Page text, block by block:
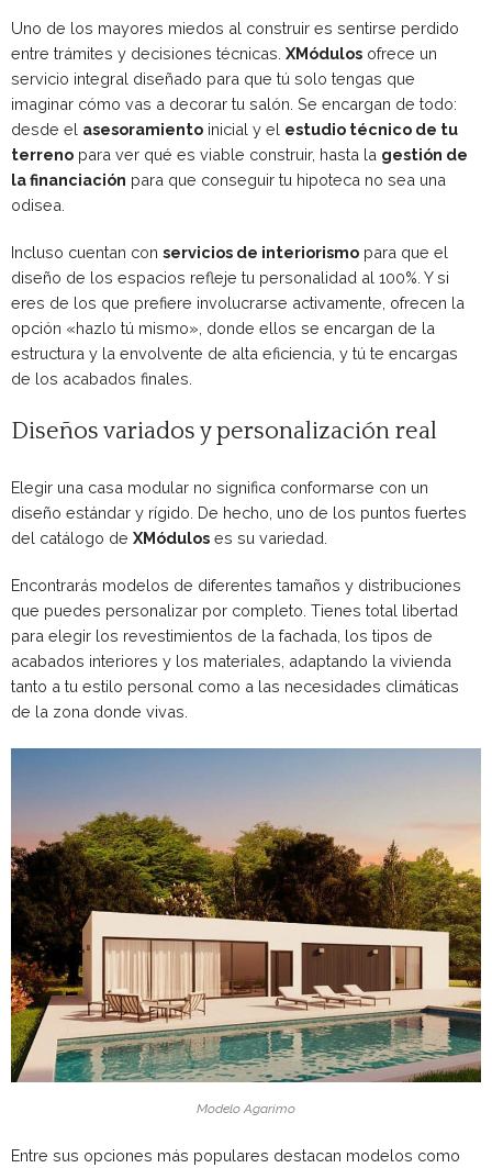
Uno de los mayores miedos al construir es sentirse perdido
entre trámites y decisiones técnicas. XMódulos ofrece un
servicio integral diseñado para que tú solo tengas que
imaginar cómo vas a decorar tu salón. Se encargan de todo:
desde el asesoramiento inicial y el estudio técnico de tu
terreno para ver qué es viable construir, hasta la gestión de
la financiación para que conseguir tu hipoteca no sea una
odisea.
Incluso cuentan con servicios de interiorismo para que el
diseño de los espacios refleje tu personalidad al 100%. Y si
eres de los que prefiere involucrarse activamente, ofrecen la
opción «hazlo tú mismo», donde ellos se encargan de la
estructura y la envolvente de alta eficiencia, y tú te encargas
de los acabados finales.
Diseños variados y personalización real
Elegir una casa modular no significa conformarse con un
diseño estándar y rígido. De hecho, uno de los puntos fuertes
del catálogo de XMódulos es su variedad.
Encontrarás modelos de diferentes tamaños y distribuciones
que puedes personalizar por completo. Tienes total libertad
para elegir los revestimientos de la fachada, los tipos de
acabados interiores y los materiales, adaptando la vivienda
tanto a tu estilo personal como a las necesidades climáticas
de la zona donde vivas.
Modelo Agarimo
Entre sus opciones más populares destacan modelos como